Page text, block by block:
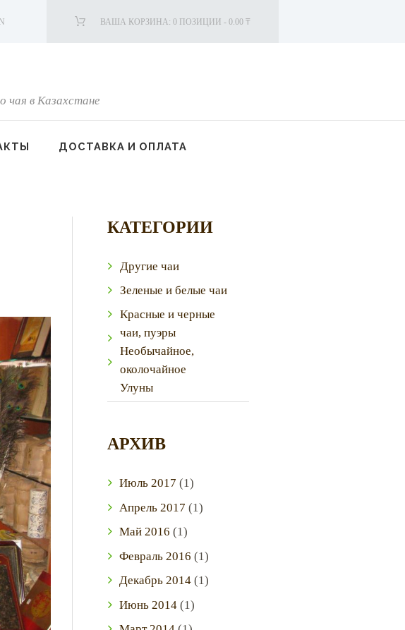
ВАША КОРЗИНА: 0 ПОЗИЦИИ - 0.00 ₸
чая в Казахстане
ДОСТАВКА И ОПЛАТА
IMG_5744
КАТЕГОРИИ
Другие чаи
Зеленые и белые чаи
Красные и черные
чаи, пуэры
Необычайное,
околочайное
Улуны
АРХИВ
Июль 2017 (1)
Апрель 2017 (1)
Май 2016 (1)
Февраль 2016 (1)
Декабрь 2014(1)
Июнь 2014(1)